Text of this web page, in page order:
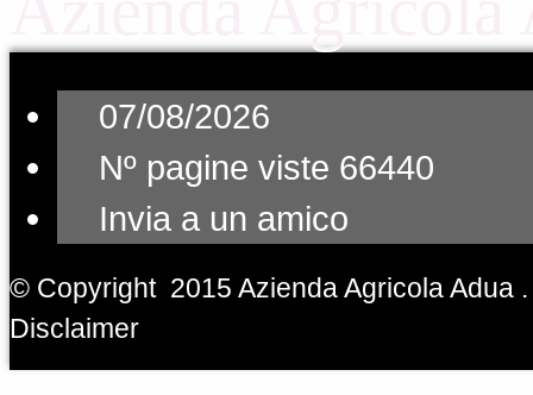
07/08/2026
Nº pagine viste 66440
Invia a un amico
© Copyright 2015 Azienda Agricola Adua
Disclaimer